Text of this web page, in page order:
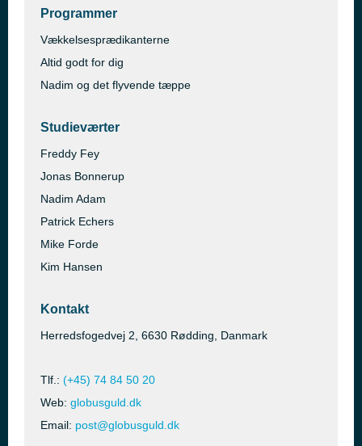
Programmer
Vækkelsesprædikanterne
Altid godt for dig
Nadim og det flyvende tæppe
Studieværter
Freddy Fey
Jonas Bonnerup
Nadim Adam
Patrick Echers
Mike Forde
Kim Hansen
Kontakt
Herredsfogedvej 2, 6630 Rødding, Danmark
Tlf.: (+45) 74 84 50 20
Web: globusguld.dk
Email: post@globusguld.dk